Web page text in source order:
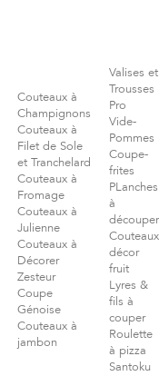
Couteaux à
Champignons
Couteaux à
Filet de Sole
et Tranchelard
Couteaux à
Fromage
Couteaux à
Julienne
Couteaux à
Décorer
Zesteur
Coupe
Génoise
Couteaux à
jambon
Valises et
Trousses
Pro
Vide-
Pommes
Coupe-
frites
PLanches
à
découper
Couteaux
décor
fruit
Lyres &
fils à
couper
Roulette
à pizza
Santoku